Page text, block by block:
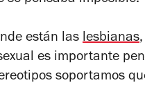
están las lesbianas
es importante
soportamos